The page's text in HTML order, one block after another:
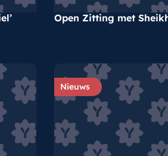
Open Zitting met
Nieuws